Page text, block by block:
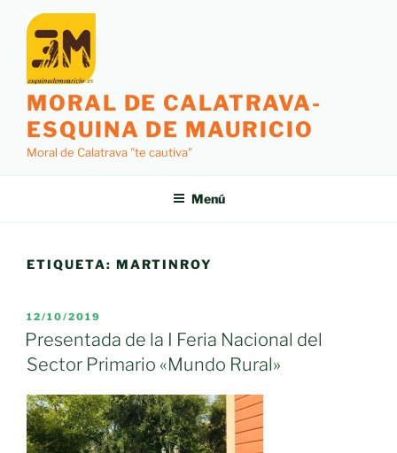
contenido
MORAL DE CALATRAVA-
ESQUINA DE MAURICIO
Moral de Calatrava "te cautiva"
Menú
ETIQUETA: MARTINROY
PUBLICADO
EL
12/10/2019
Presentada de la I Feria Nacional del
Sector Primario «Mundo Rural»